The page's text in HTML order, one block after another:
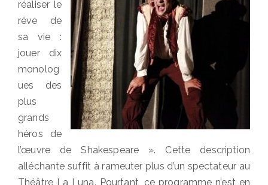
réaliser le
rêve de
sa vie :
jouer dix
monolog
ues des
plus
grands
héros de
l’œuvre de Shakespeare ». Cette description
alléchante suffit à rameuter plus d’un spectateur au
Théâtre La Luna. Pourtant, ce programme n’est en